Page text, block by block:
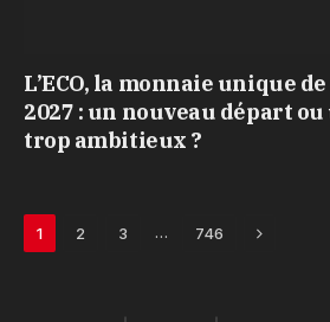
L’ECO, la monnaie unique de
2027 : un nouveau départ
trop ambitieux ?
1 2 3 … 746 Next